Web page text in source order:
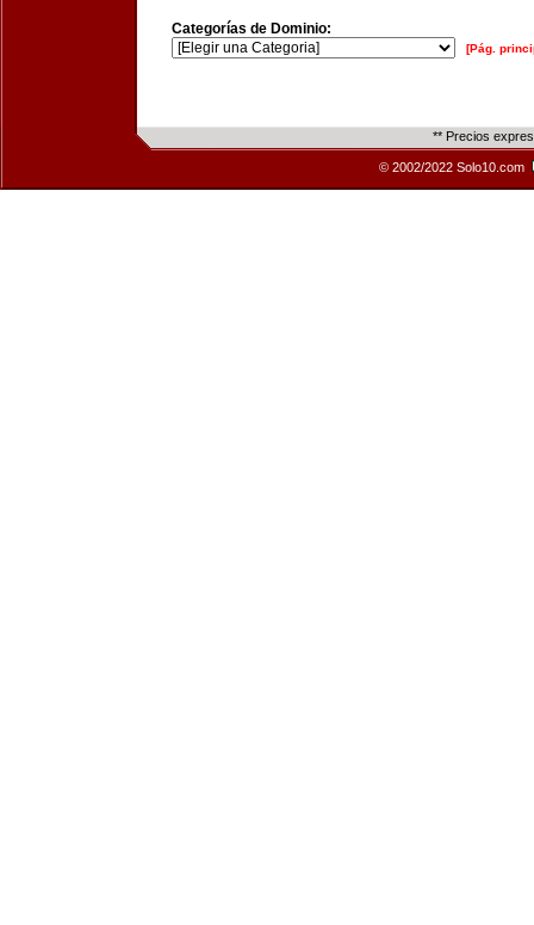
Categorías de Dominio:
[Pág.
** Precios
© 2002/2022 Solo10.com